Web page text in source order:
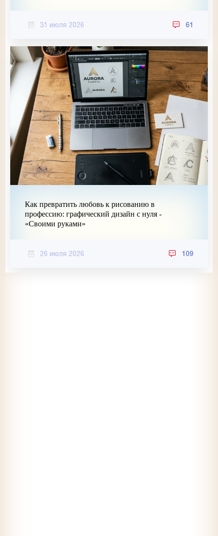
31 июля 2026 61
Как превратить любовь к рисованию в
профессию: графический дизайн с нуля -
«Своими руками»
26 июля 2026 109